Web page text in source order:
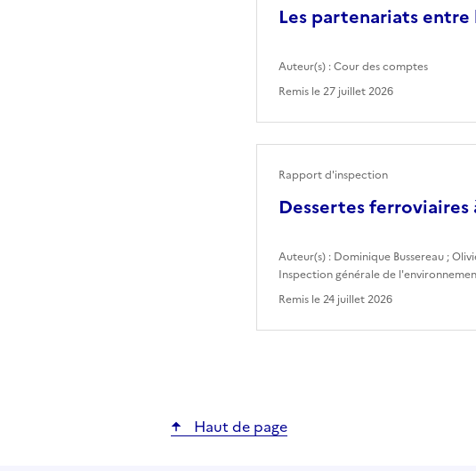
Les partenariats
Auteur(s) :Cour des comptes
Remis le27 juillet 2026
Dessertes
Rapport d'inspection
Auteur(s) : Dominique Bussereau ;
Inspection générale de
Remis le24 juillet 2026
Haut de page